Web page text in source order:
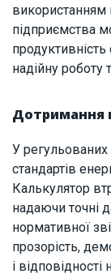
використанням
підприємства
надійну роботу
Дотримання
У
стандартів
Калькулятор
надаючи точні
нормативної
прозорість,
і